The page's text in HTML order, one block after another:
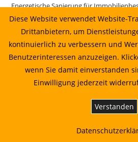
Energetische Sanierung für
Energetische Sanierung für
Energetische Sanierung für
Energetische Sanierung für
Energetische Sanierung in Au vom
Energetische Sanierung in Bahlingen am
Energetische Sanierung in Biederbach:
Energetische Sanierung in Biederbach:
Energetische Sanierung in Bötzingen
Diese Website verwendet Website-
Drittanbietern, um
kontinuierlich zu verbessern und
Benutzerinteressen anzuzeigen.
wenn Sie damit einverstanden
Einwilligung jederzeit
Verstanden